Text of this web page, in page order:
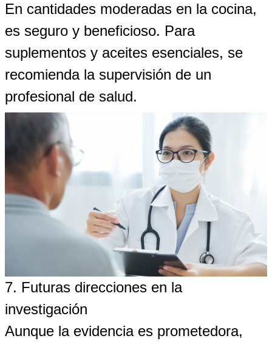
En cantidades moderadas en la cocina,
es seguro y beneficioso. Para
suplementos y aceites esenciales, se
recomienda la supervisión de un
profesional de salud.
7. Futuras direcciones en la
investigación
Aunque la evidencia es prometedora,